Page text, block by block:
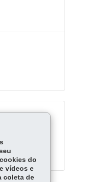
e
do
vídeos e
coleta de